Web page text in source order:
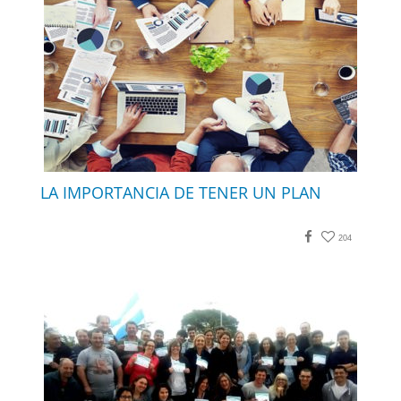
LA IMPORTANCIA DE TENER UN PLAN
Facebook
204